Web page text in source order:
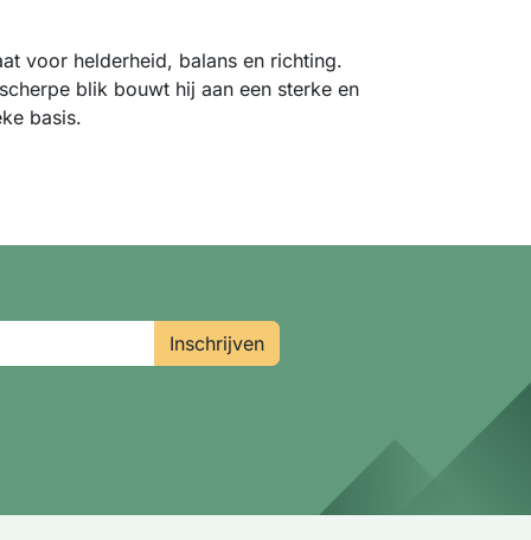
voor helderheid, balans en richting.
blik bouwt hij aan een sterke en
basis.
Inschrijven